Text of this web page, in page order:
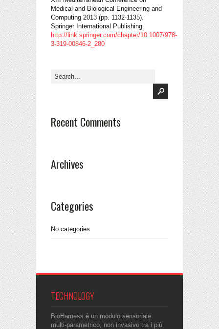
Medical and Biological Engineering and
Computing 2013 (pp. 1132-1135).
Springer International Publishing.
http://link.springer.com/chapter/10.1007/978-
3-319-00846-2_280
Recent Comments
Archives
Categories
No categories
TECHNOLOGY
BioHarness è un modulo sensoriale
multi-parametrico, non invasivo tra i più